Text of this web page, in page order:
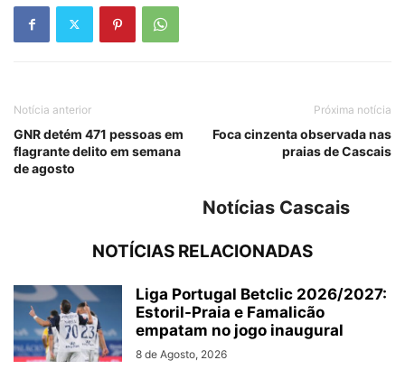
Notícia anterior
GNR detém 471 pessoas em
flagrante delito em semana
de agosto
Próxima notícia
Foca cinzenta observada nas
praias de Cascais
Notícias Cascais
NOTÍCIAS RELACIONADAS
Liga Portugal Betclic 2026/2027:
Estoril-Praia e Famalicão
empatam no jogo inaugural
8 de Agosto, 2026